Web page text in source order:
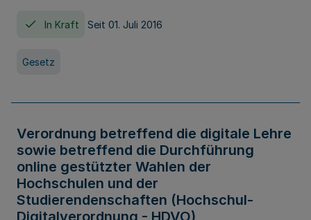
In Kraft Seit 01. Juli 2016
Gesetz
Verordnung betreffend die digitale Lehre
sowie betreffend die Durchführung
online gestützter Wahlen der
Hochschulen und der
Studierendenschaften (Hochschul-
Digitalverordnung - HDVO)